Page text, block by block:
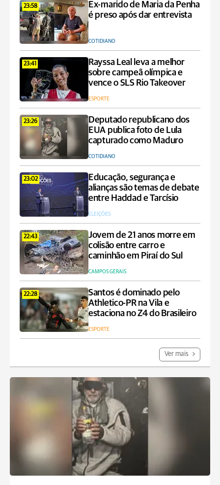
23:58
Ex-marido de Maria da Penha
é preso após dar entrevista
COTIDIANO
23:41
Rayssa Leal leva a melhor
sobre campeã olímpica e
vence o SLS Rio Takeover
ESPORTE
23:26
Deputado republicano dos
EUA publica foto de Lula
capturado como Maduro
COTIDIANO
23:02
Educação, segurança e
alianças são temas de debate
entre Haddad e Tarcísio
ELEIÇÕES
22:43
Jovem de 21 anos morre em
colisão entre carro e
caminhão em Piraí do Sul
CAMPOS GERAIS
22:28
Santos é dominado pelo
Athletico-PR na Vila e
estaciona no Z4 do Brasileiro
ESPORTE
Ver mais